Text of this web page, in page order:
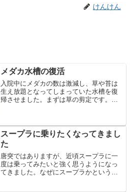
けんけん
メダカ水槽の復活
入院中にメダカの数は激減し、草や苔は
生え放題となってしまっていた水槽を復
帰させました。まずは草の剪定です。そ
にメダカの追加購入をしました。それで
もまだ、草が多いですかね...
スープラに乗りたくなってきまし
た
唐突ではありますが、近頃スープラに一
度は乗ってみたいと強く思うようになっ
てきました。なぜにスープラかという